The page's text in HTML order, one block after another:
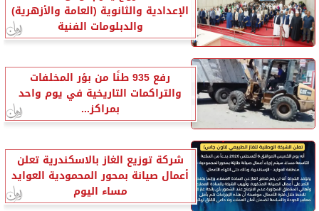
الإعدادية والثانوية (العامة والأزهرية)
والدبلومات الفنية
رفع 935 طنًا من بؤر المخلفات
والتراكمات التاريخية في يوم واحد
بمراكز...
شركة توزيع الغاز بالاسكندرية تعلن
أعمال صيانة بمحور المحمودية العوايد
مساء اليوم